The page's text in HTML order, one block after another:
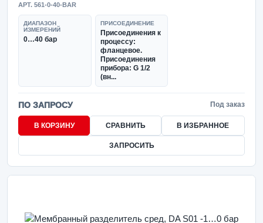
АРТ. 561-0-40-BAR
ДИАПАЗОН
ИЗМЕРЕНИЙ
0…40 бар
ПРИСОЕДИНЕНИЕ
Присоединения к
процессу:
фланцевое.
Присоединения
прибора: G 1/2
(вн...
ПО ЗАПРОСУ Под заказ
В КОРЗИНУ СРАВНИТЬ В ИЗБРАННОЕ
ЗАПРОСИТЬ